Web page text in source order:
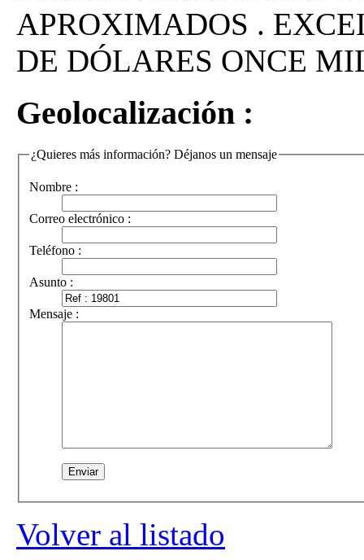
APROXIMADOS .
DE DÓLARES ONCE
Geolocalización :
¿Quieres más información? Déjanos un mensaje
Nombre :
Correo electrónico :
Teléfono :
Asunto :
Mensaje :
Volver al listado